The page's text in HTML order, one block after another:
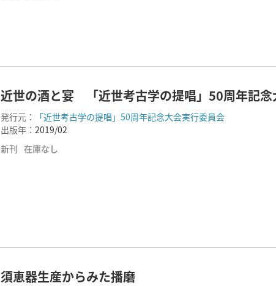
近世の酒と宴 「近世考古学の提唱」50周年記念
発行元：
「近世考古学の提唱」50周年記念大会実行委員会
出版年： 2019/02
新刊 在庫なし
須恵器生産からみた播磨